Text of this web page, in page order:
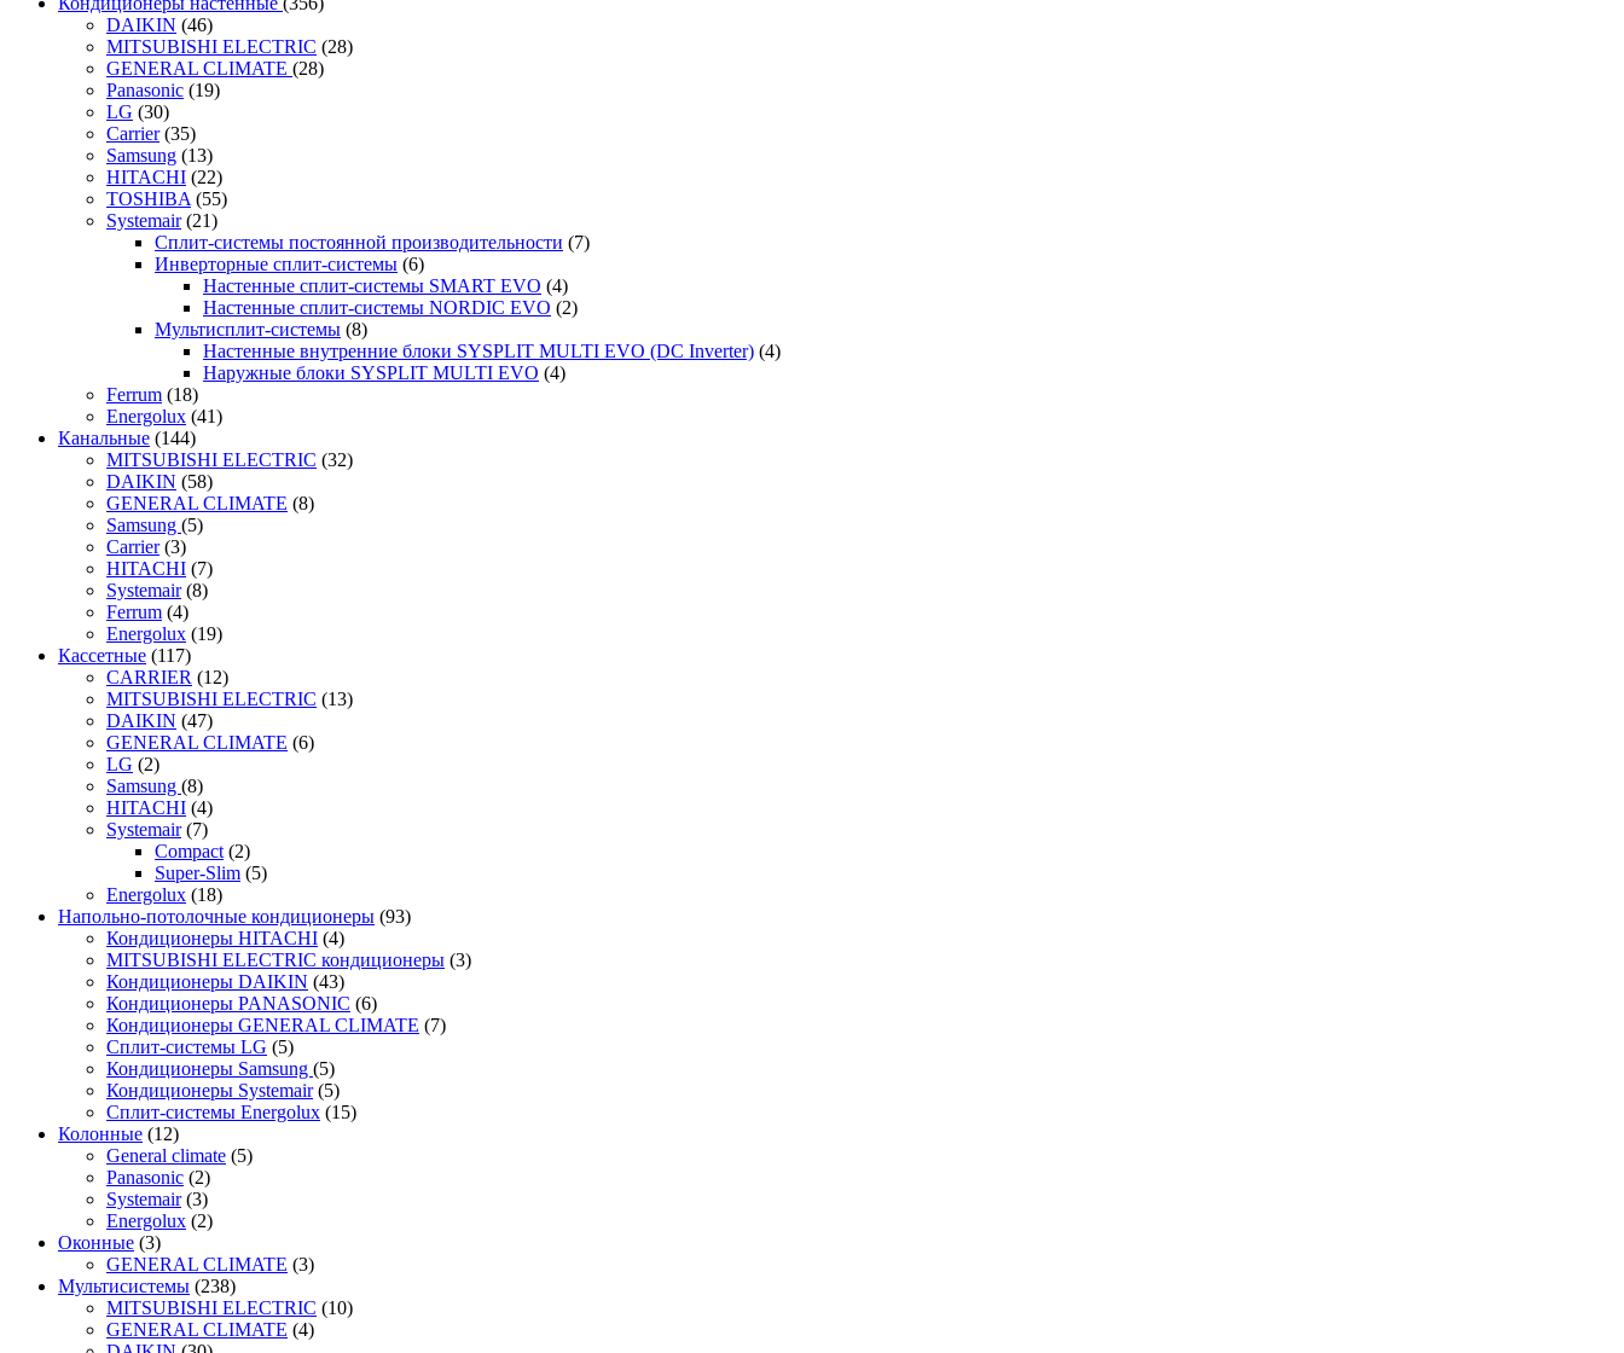
DAIKIN (46)
MITSUBISHI ELECTRIC (28)
GENERAL CLIMATE (28)
Panasonic (19)
LG (30)
Carrier (35)
Samsung (13)
HITACHI (22)
TOSHIBA (55)
Systemair (21)
Сплит-системы постоянной производительности (7)
Инверторные сплит-системы (6)
Настенные сплит-системы SMART EVO (4)
Настенные сплит-системы NORDIC EVO (2)
Мультисплит-системы (8)
Настенные внутренние блоки SYSPLIT MULTI EVO (DC Inverter) (4)
Наружные блоки SYSPLIT MULTI EVO (4)
Ferrum (18)
Energolux (41)
Канальные (144)
MITSUBISHI ELECTRIC (32)
DAIKIN (58)
GENERAL CLIMATE (8)
Samsung (5)
Carrier (3)
HITACHI (7)
Systemair (8)
Ferrum (4)
Energolux (19)
Кассетные (117)
CARRIER (12)
MITSUBISHI ELECTRIC (13)
DAIKIN (47)
GENERAL CLIMATE (6)
LG (2)
Samsung (8)
HITACHI (4)
Systemair (7)
Compact (2)
Super-Slim (5)
Energolux (18)
Напольно-потолочные кондиционеры (93)
Кондиционеры HITACHI (4)
MITSUBISHI ELECTRIC кондиционеры (3)
Кондиционеры DAIKIN (43)
Кондиционеры PANASONIC (6)
Кондиционеры GENERAL CLIMATE (7)
Сплит-системы LG (5)
Кондиционеры Samsung (5)
Кондиционеры Systemair (5)
Сплит-системы Energolux (15)
Колонные (12)
General climate (5)
Panasonic (2)
Systemair (3)
Energolux (2)
Оконные (3)
GENERAL CLIMATE (3)
Мультисистемы (238)
MITSUBISHI ELECTRIC (10)
GENERAL CLIMATE (4)